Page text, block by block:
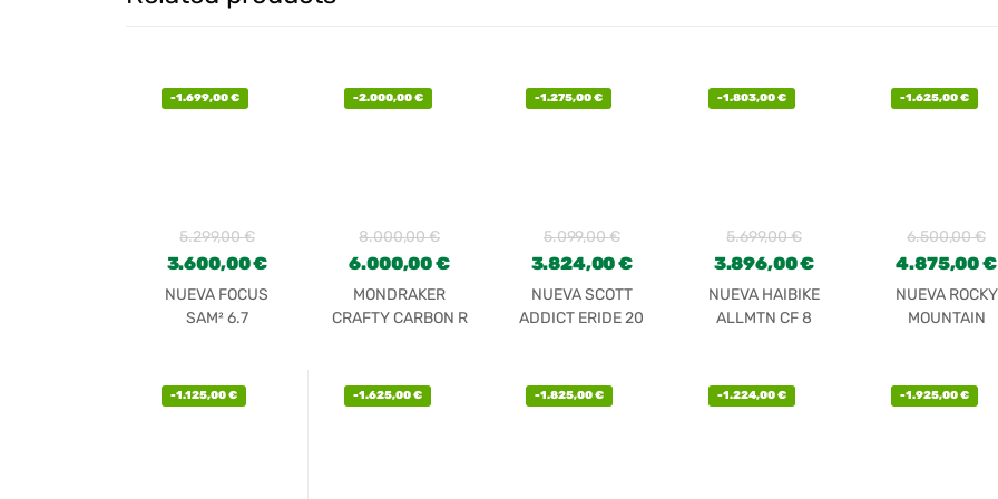
-1.699,00€
5.299,00€
3.600,00€
NUEVA FOCUS
SAM² 6.7
-2.000,00€
8.000,00€
6.000,00€
MONDRAKER
CRAFTY CARBON R
-1.275,00€
5.099,00€
3.824,00€
NUEVA SCOTT
ADDICT ERIDE 20
-1.803,00€
5.699,00€
3.896,00€
NUEVA HAIBIKE
ALLMTN CF 8
-1.625,00€
6.500,00€
4.875,00€
NUEVA ROCKY
MOUNTAIN
50
-1.125,00€ -1.625,00€ -1.825,00€ -1.224,00€ -1.925,00€